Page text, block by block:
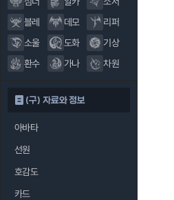
블레
데모
리퍼
소울
도화
기상
환수
가나 차원
(구) 자료와 정보
아바타
선원
호감도
카드